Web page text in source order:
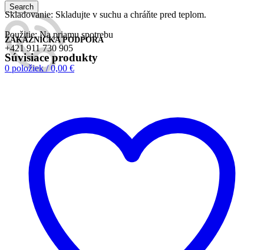
Search
ZÁKAZNÍCKA PODPORA
+421 911 730 905
0 položiek / 0,00 €
Skladovanie: Skladujte v suchu a chráňte pred teplom.
Použitie: Na priamu spotrebu
Súvisiace produkty